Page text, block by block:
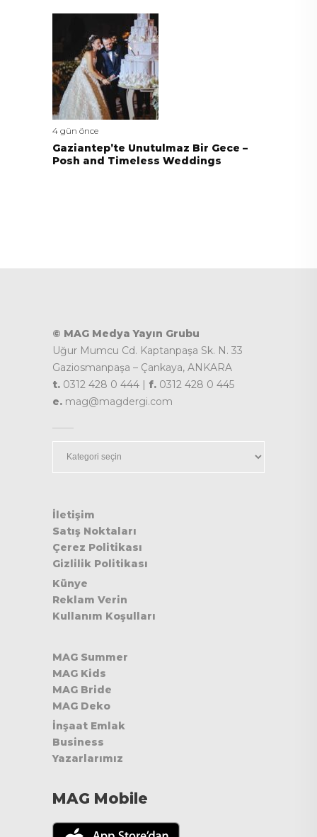
4 gün önce
Gaziantep’te Unutulmaz Bir Gece –
Posh and Timeless Weddings
© MAG Medya Yayın Grubu
Uğur Mumcu Cd. Kaptanpaşa Sk. N. 33
Gaziosmanpaşa – Çankaya, ANKARA
t. 0312 428 0 444 | f. 0312 428 0 445
e. mag@magdergi.com
İletişim
Satış Noktaları
Çerez Politikası
Gizlilik Politikası
Künye
Reklam Verin
Kullanım Koşulları
MAG Summer
MAG Kids
MAG Bride
MAG Deko
İnşaat Emlak
Business
Yazarlarımız
MAG Mobile